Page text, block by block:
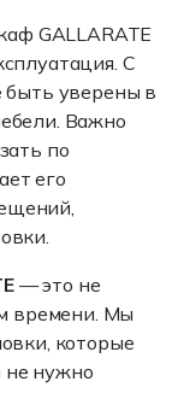
GALLARATE
С
быть уверены в
Важно
по
его
— это не
времени. Мы
которые
не нужно